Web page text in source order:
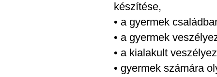
készítése,
• a gyermek
• a gyermek
• a kialakult
• gyermek számára